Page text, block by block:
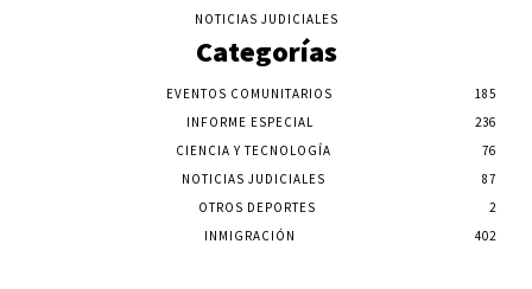
NOTICIAS JUDICIALES
Categorías
EVENTOS COMUNITARIOS
185
INFORME ESPECIAL
236
CIENCIA Y TECNOLOGÍA
76
NOTICIAS JUDICIALES
87
OTROS DEPORTES
2
INMIGRACIÓN
402